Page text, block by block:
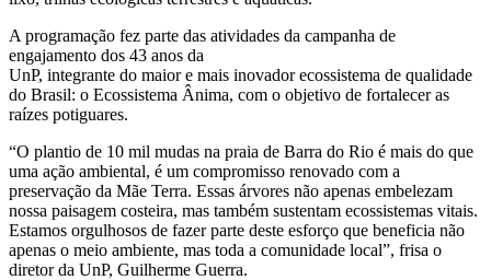
A programação fez parte das atividades da campanha de
engajamento dos 43 anos da
UnP, integrante do maior e mais inovador ecossistema de qualidade
do Brasil: o Ecossistema Ânima, com o objetivo de fortalecer as
raízes potiguares.
“O plantio de 10 mil mudas na praia de Barra do Rio é mais do que
uma ação ambiental, é um compromisso renovado com a
preservação da Mãe Terra. Essas árvores não apenas embelezam
nossa paisagem costeira, mas também sustentam ecossistemas vitais.
Estamos orgulhosos de fazer parte deste esforço que beneficia não
apenas o meio ambiente, mas toda a comunidade local”, frisa o
diretor da UnP, Guilherme Guerra.